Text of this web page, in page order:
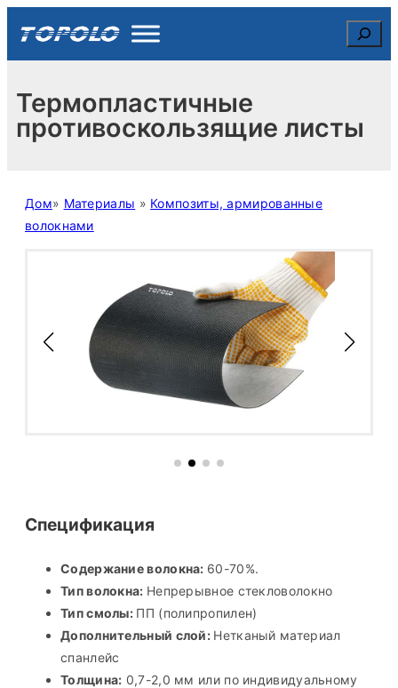
content
Search
Термопластичные
противоскользящие листы
Дом» Материалы » Композиты, армированные
волокнами
Спецификация
Содержание волокна: 60-70%.
Тип волокна: Непрерывное стекловолокно
Тип смолы: ПП (полипропилен)
Дополнительный слой: Нетканый материал
спанлейс
Толщина: 0,7-2,0 мм или по индивидуальному